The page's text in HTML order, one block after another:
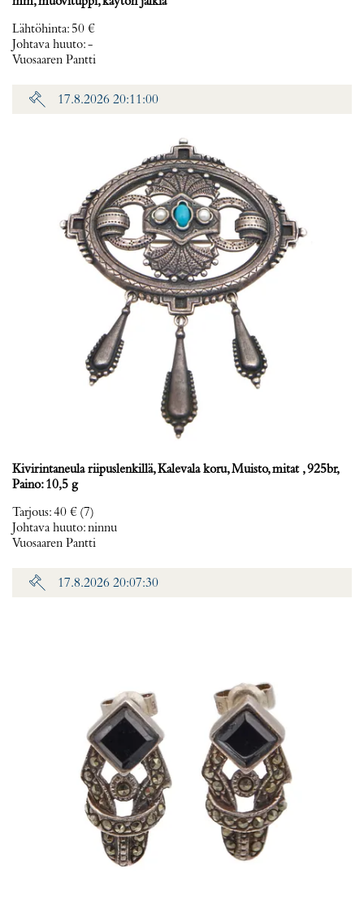
Lähtöhinta: 50 €
Johtava huuto:-
Vuosaaren Pantti
17.8.2026 20:11:00
Kivirintaneula riipuslenkillä, Kalevala koru, Muisto, mitat , 925br,
Paino: 10,5 g
Tarjous:40 € (7)
Johtava huuto:ninnu
Vuosaaren Pantti
17.8.2026 20:07:30